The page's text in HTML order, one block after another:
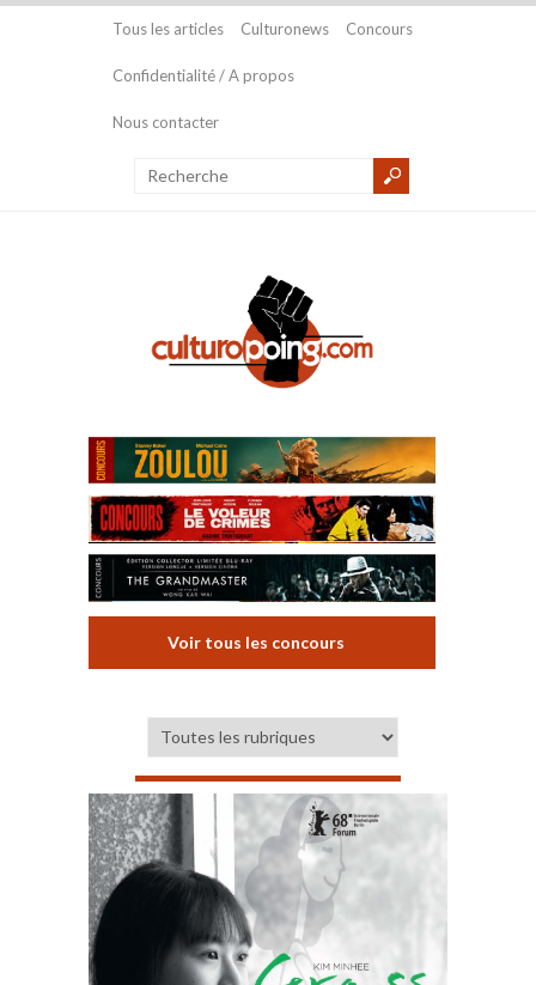
Tous les articles Culturonews Concours
Confidentialité / A propos
Nous contacter
Voir tous les concours